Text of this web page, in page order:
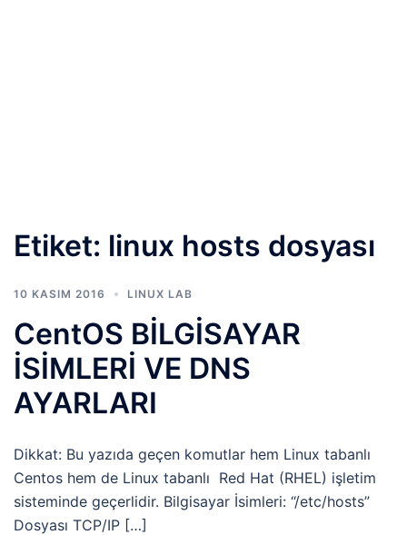
Etiket: linux hosts dosyası
10 KASIM 2016 LINUX LAB
CentOS BİLGİSAYAR
İSİMLERİ VE DNS
AYARLARI
Dikkat: Bu yazıda geçen komutlar hem Linux tabanlı
Centos hem de Linux tabanlı Red Hat (RHEL) işletim
sisteminde geçerlidir. Bilgisayar İsimleri: “/etc/hosts”
Dosyası TCP/IP […]